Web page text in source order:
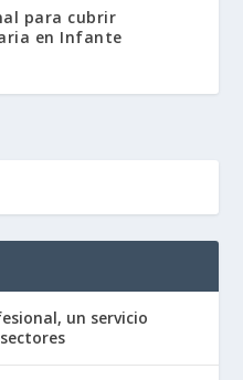
para cubrir
en Infante
un servicio